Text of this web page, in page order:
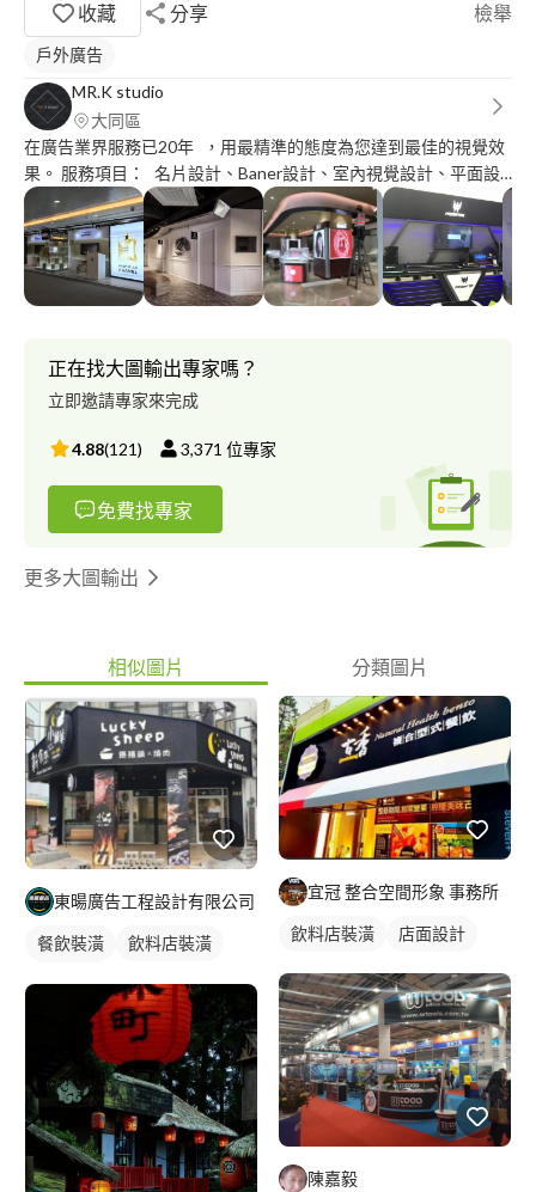
收藏
分享 檢舉
戶外廣告
MR.K studio
大同區
在廣告業界服務已20年 ，用最精準的態度為您達到最佳的視覺效
果。 服務項目： 名片設計、Baner設計、室內視覺設計、平面設
計、品牌LOGO設計、商業拍攝、人像攝影。 室內外大圖輸出材質
： PP相紙、背膠PVC、不捲曲相紙、透視貼、帆布、油畫布、珍
珠畫布、燈片、油性全透PVC、無接縫等材質。 招牌燈光材質：
迷你字、仟那論、壓克力水晶字、LED超薄燈箱、鐵殼背光字、鈦
金字、卡典壓克力燈箱、無接縫燈箱、卡布燈箱、圓形招牌等。 ￼
業在至電腦製成，需要多方確認。 顧客如沒有自備檔案只要有初
步想法或其他圖片範例參考，Mr.K先生會為您解決大小的問題!
正在找大圖輸出專家嗎？
立即邀請專家來完成
4.88(121) 3,371 位專家
免費找專家
更多大圖輸出
相似圖片 分類圖片
東暘廣告工程設計有限公司
餐飲裝潢
飲料店裝潢
宜冠 整合空間形象 事務所
飲料店裝潢 店面設計
陳嘉毅